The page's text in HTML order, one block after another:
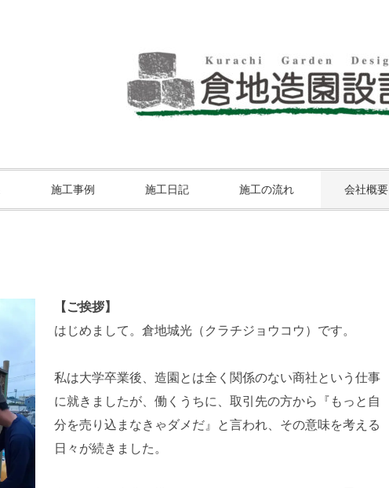
施工事例 施工日記 施工の流れ 会社概要
【ご挨拶】
はじめまして。倉地城光（クラチジョウコウ）です。
私は大学卒業後、造園とは全く関係のない商社という仕事
に就きましたが、働くうちに、取引先の方から『もっと自
分を売り込まなきゃダメだ』と言われ、その意味を考える
日々が続きました。